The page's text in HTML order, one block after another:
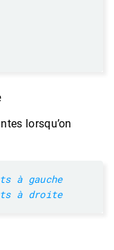
lorsqu’on
à gauche
à droite